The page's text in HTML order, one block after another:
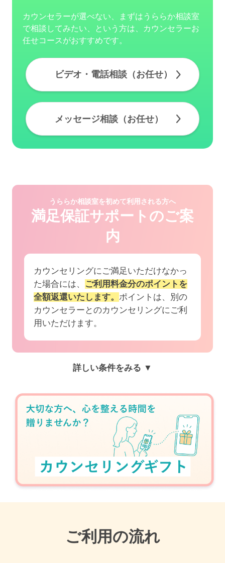
カウンセラーが選べない、まずはうららか相談室
で相談してみたい、という方は、カウンセラーお
任せコースがおすすめです。
ビデオ・電話相談（お任せ）
メッセージ相談（お任せ）
うららか相談室を初めて利用される方へ
満足保証サポートのご案
内
カウンセリングにご満足いただけなかっ
た場合には、
ご利用料金分のポイントを
全額返還いたします。 ポイントは、別の
カウンセラーとのカウンセリングにご利
用いただけます。
詳しい条件をみる ▼
ご利用の流れ